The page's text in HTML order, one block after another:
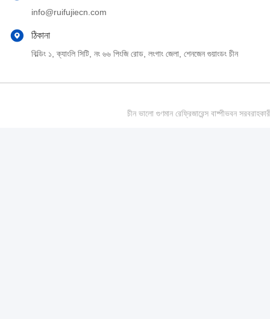
info@ruifujiecn.com
ঠিকানা
বিল্ডিং ১, ক্যাংলি সিটি, নং ৬৬ পিংজি রোড, লংগাং জেলা, শেনজেন গুয়াংডং চীন
চীন ভালো গুণমান রেফ্রিজারেন্স বাষ্পীভবন